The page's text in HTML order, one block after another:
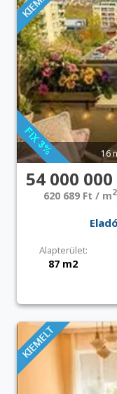
16
54 000 000
620 689 Ft / m2
Alapterület:
87 m2